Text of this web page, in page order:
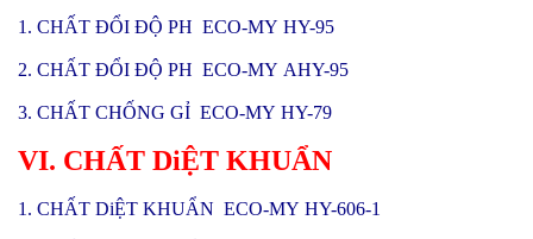
1. CHẤT ĐỔI ĐỘ PH ECO-MY HY-95
2. CHẤT ĐỔI ĐỘ PH ECO-MY AHY-95
3. CHẤT CHỐNG GỈ ECO-MY HY-79
VI. CHẤT DiỆT KHUẨN
1. CHẤT DiỆT KHUẨN ECO-MY HY-606-1